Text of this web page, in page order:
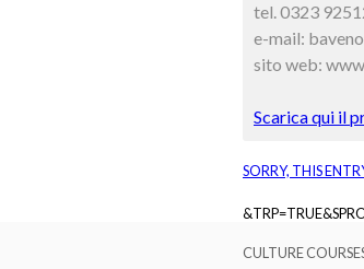
tel. 0323
e-mail:
sito web:
Scarica qui il
SORRY, THIS
CULTURE